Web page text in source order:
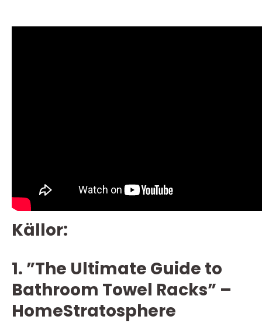
Källor:
1. ”The Ultimate Guide to
Bathroom Towel Racks” –
HomeStratosphere